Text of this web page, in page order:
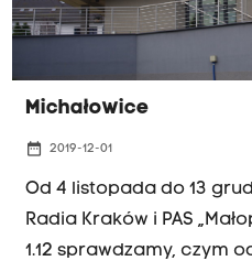
Michałowice
date_range 2019-12-01
Od 4 listopada do 13
Radia Kraków i PAS
1.12 sprawdzamy, czym